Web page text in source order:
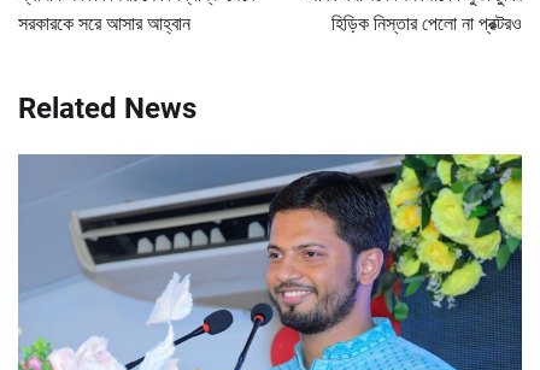
সরকারকে সরে আসার আহ্বান
হিড়িক নিস্তার পেলো না প্রক্টরও
Related News